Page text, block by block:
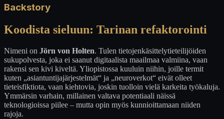
Backstory
Koodista sieluun: Tarinan refaktorointi
Nimeni on Jörn von Holten. Tulen tietojenkäsittelytieteilijöiden
sukupolvesta, joka ei saanut digitaalista maailmaa valmiina, vaan
rakensi sen kivi kiveltä. Yliopistossa kuuluin niihin, joille termit
kuten „asiantuntijajärjestelmät“ ja „neuroverkot“ eivät olleet
tieteisfiktiota, vaan kiehtovia, joskin tuolloin vielä karkeita työkaluja.
Ymmärsin varhain, millainen valtava potentiaali näissä
teknologioissa piilee – mutta opin myös kunnioittamaan niiden
rajoja.